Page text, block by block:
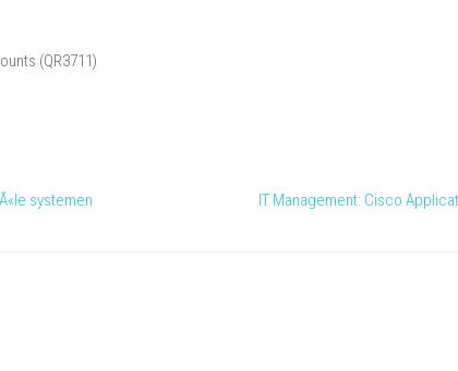
(QR3711)
systemen
IT Management: Cisco